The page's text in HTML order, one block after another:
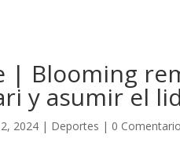
| Blooming
y asumir el
2024 | Deportes | 0